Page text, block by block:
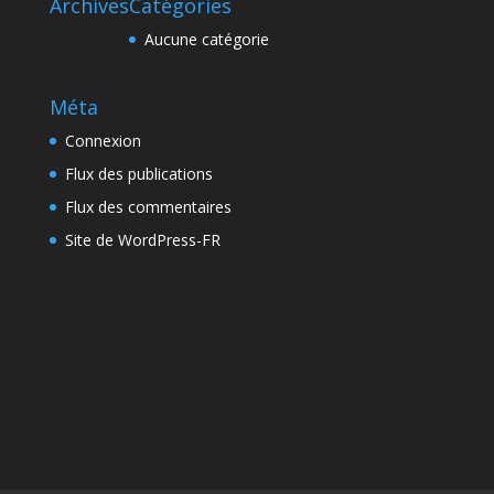
ArchivesCatégories
Aucune catégorie
Méta
Connexion
Flux des publications
Flux des commentaires
Site de WordPress-FR